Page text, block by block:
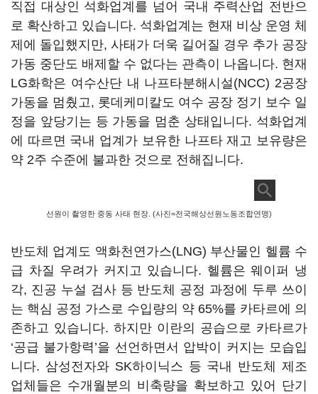
직접 대상인 석화업계를 넘어 국내 주력산업 전반으
로 확산하고 있습니다. 석화업계는 현재 비상 운영 체
제에 돌입했지만, 사태가 더욱 길어질 경우 추가 공장
가동 중단도 배제할 수 없다는 관측이 나옵니다. 현재
LG화학은 여수산단 내 나프타분해시설 (NCC) 2공장
가동을 멈췄고, 롯데케미칼도 여수 공장 정기 보수 일
정을 앞당기는 등 가동을 멈춘 상태입니다. 석화업계
에 따르면 국내 업계가 보유한 나프타 재고 보유량은
약 2주 수준에 불과한 것으로 전해집니다.
선원이 촬영한 중동 사태 현장. (사진=전국해상선원노동조합연맹)
반도체 업계도 액화천연가스(LNG) 부산물인 헬륨 수
급 차질 우려가 커지고 있습니다. 헬륨은 웨이퍼 냉
각, 진공 누설 검사 등 반도체 공정 과정에 두루 쓰이
는 핵심 공정 가스로 수입량의 약 65%를 카타르에 의
존하고 있습니다. 하지만 이란의 공습으로 카타르가
‘공급 불가항력’을 선언하면서 압박이 커지는 모습입
니다. 삼성전자와 SK하이닉스 등 국내 반도체 제조
업체들은 수개월분의 비축량을 확보하고 있어 단기